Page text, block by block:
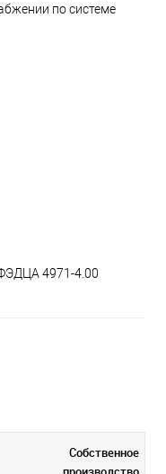
по системе
4971-4.00
Собственное